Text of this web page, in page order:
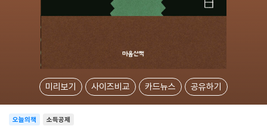
미리보기 사이즈비교 카드뉴스 공유하기
소득공제
오늘의책